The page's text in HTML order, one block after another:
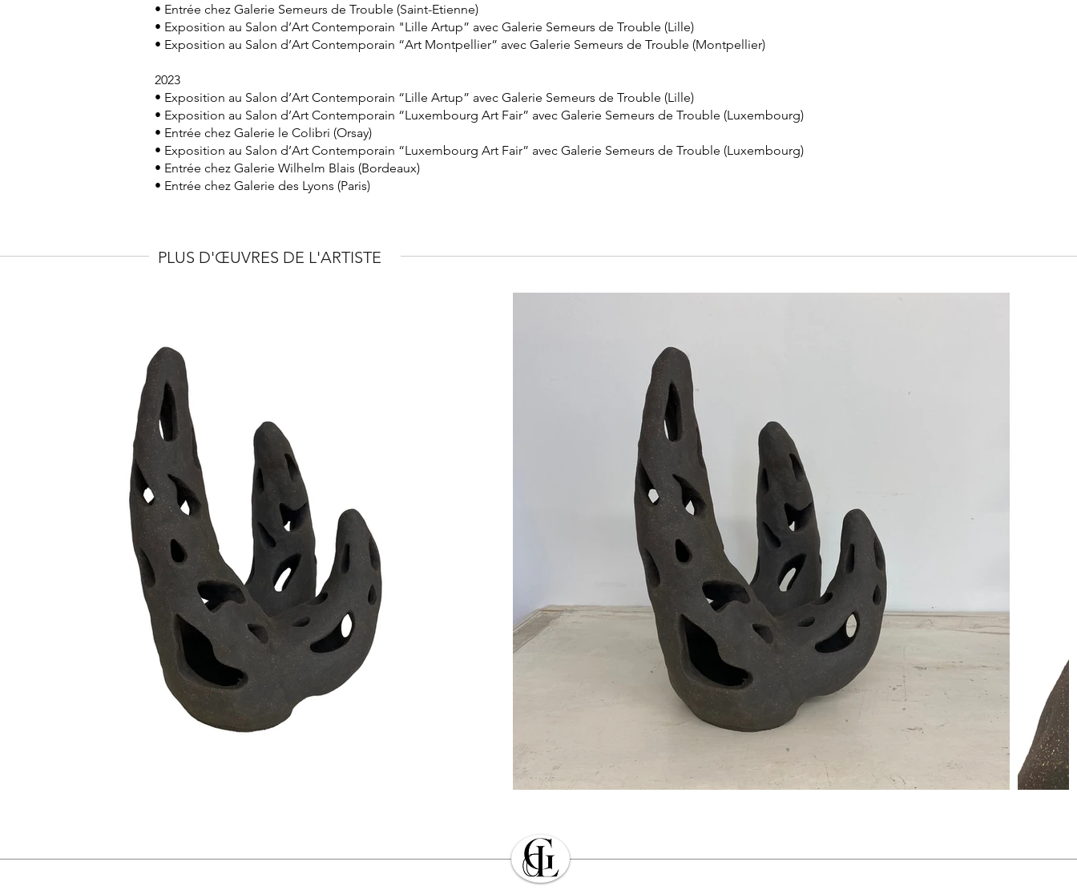
• Entrée chez Galerie Semeurs de Trouble (Saint-Etienne)
• Exposition au Salon d’Art Contemporain "Lille Artup” avec Galerie Semeurs de Trouble (Lille)
• Exposition au Salon d’Art Contemporain “Art Montpellier” avec Galerie Semeurs de Trouble (Montpellier)
2023
• Exposition au Salon d’Art Contemporain “Lille Artup” avec Galerie Semeurs de Trouble (Lille)
• Exposition au Salon d’Art Contemporain “Luxembourg Art Fair” avec Galerie Semeurs de Trouble (Luxembourg)
• Entrée chez Galerie le Colibri (Orsay)
• Exposition au Salon d’Art Contemporain “Luxembourg Art Fair” avec Galerie Semeurs de Trouble (Luxembourg)
• Entrée chez Galerie Wilhelm Blais (Bordeaux)
• Entrée chez Galerie des Lyons (Paris)
PLUS D'ŒUVRES DE L'ARTISTE